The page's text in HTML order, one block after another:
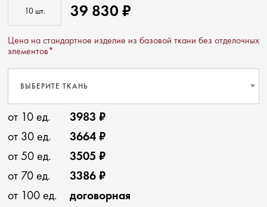
39 830 ₽
Цена на стандартное изделие из базовой ткани без отделочных
элементов*
ВЫБЕРИТЕ ТКАНЬ
от 10 ед.
3983 ₽
от 30 ед.
3664 ₽
от 50 ед.
3505 ₽
от 70 ед.
3386 ₽
от 100 ед.
договорная